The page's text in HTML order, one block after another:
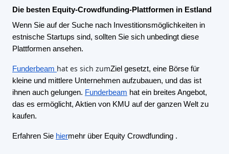
Die besten Equity-Crowdfunding-Plattformen in Estland
Wenn Sie auf der Suche nach Investitionsmöglichkeiten in
estnische Startups sind, sollten Sie sich unbedingt diese
Plattformen ansehen.
Funderbeam hat es sich zumZiel gesetzt, eine Börse für
kleine und mittlere Unternehmen aufzubauen, und das ist
ihnen auch gelungen. Funderbeam hat ein breites Angebot,
das es ermöglicht, Aktien von KMU auf der ganzen Welt zu
kaufen.
Erfahren Sie hiermehr über Equity Crowdfunding .